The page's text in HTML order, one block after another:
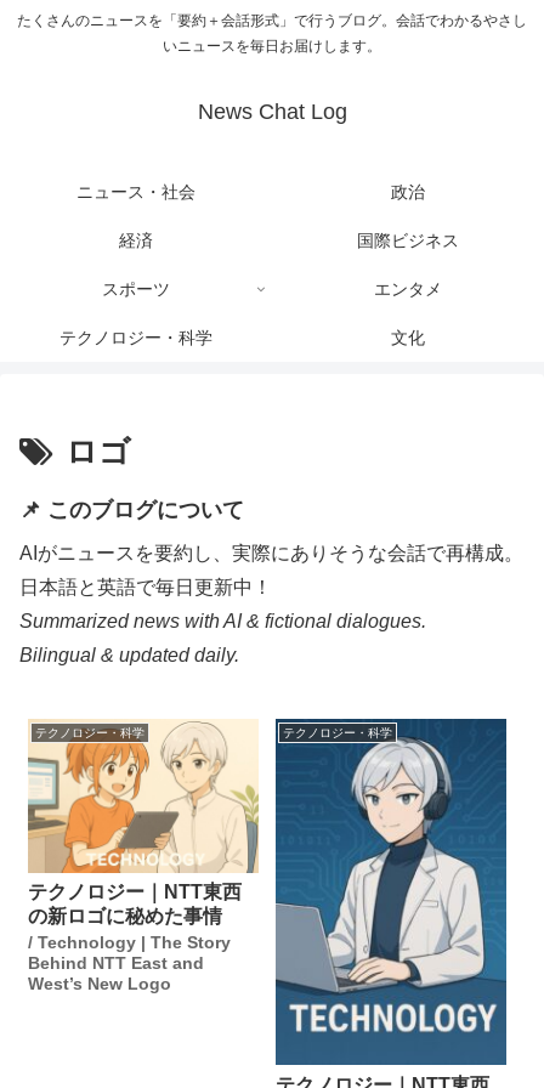
たくさんのニュースを「要約＋会話形式」で行うブログ。会話でわかるやさし
いニュースを毎日お届けします。
News Chat Log
ニュース・社会 政治
経済 国際ビジネス
スポーツ エンタメ
テクノロジー・科学 文化
ロゴ
📌 このブログについて
AIがニュースを要約し、実際にありそうな会話で再構成。
日本語と英語で毎日更新中！
Summarized news with AI & fictional dialogues.
Bilingual & updated daily.
テクノロジー・科学
テクノロジー｜NTT東西
の新ロゴに秘めた事情
/ Technology | The Story
Behind NTT East and
West’s New Logo
テクノロジー・科学